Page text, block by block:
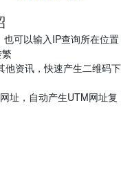
可以输入IP查询所在位置
他资讯，快速产生二维码下
址，自动产生UTM网址复